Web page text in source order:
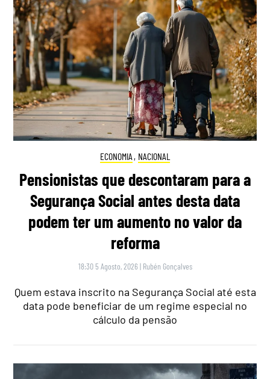
ECONOMIA , NACIONAL
Pensionistas que descontaram para a
Segurança Social antes desta data
podem ter um aumento no valor da
reforma
18:30 5 Agosto, 2026 | Rubén Gonçalves
Quem estava inscrito na Segurança Social até esta
data pode beneficiar de um regime especial no
cálculo da pensão